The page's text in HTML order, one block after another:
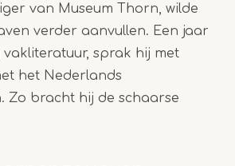
van Museum Thorn, wilde
verder aanvullen. Een jaar
sprak hij met
het Nederlands
Zo bracht hij de schaarse